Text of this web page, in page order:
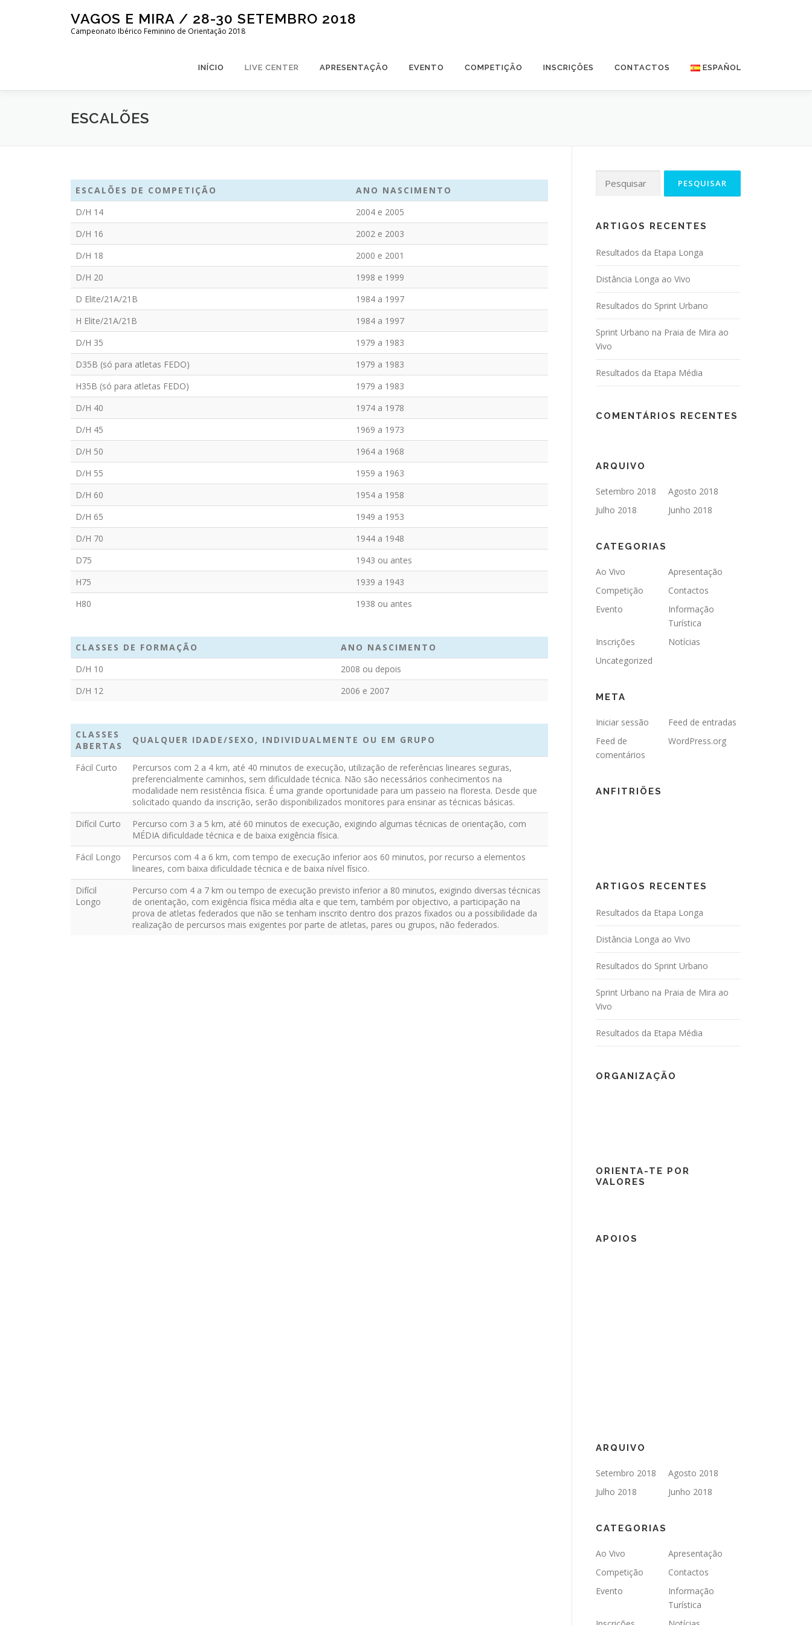
VAGOS E MIRA / 28-30 SETEMBRO 2018
Campeonato Ibérico Feminino de Orientação 2018
INÍCIO LIVE CENTER APRESENTAÇÃO EVENTO COMPETIÇÃO INSCRIÇÕES CONTACTOS ESPAÑOL
ESCALÕES
ESCALÕES DE COMPETIÇÃO
ANO NASCIMENTO
D/H 14
2004 e 2005
D/H 16
2002 e 2003
D/H 18
2000 e 2001
D/H 20
1998 e 1999
D Elite/21A/21B
1984 a 1997
H Elite/21A/21B
1984 a 1997
D/H 35
1979 a 1983
D35B (só para atletas FEDO)
1979 a 1983
H35B (só para atletas FEDO)
1979 a 1983
D/H 40
1974 a 1978
D/H 45
1969 a 1973
D/H 50
1964 a 1968
D/H 55
1959 a 1963
D/H 60
1954 a 1958
D/H 65
1949 a 1953
D/H 70
1944 a 1948
D75
1943 ou antes
H75
1939 a 1943
H80
1938 ou antes
CLASSES DE FORMAÇÃO
ANO NASCIMENTO
D/H 10
2008 ou depois
D/H 12
2006 e 2007
CLASSES
ABERTAS
QUALQUER IDADE/SEXO, INDIVIDUALMENTE OU EM GRUPO
Fácil Curto
Percursos com 2 a 4 km, até 40 minutos de execução, utilização de referências lineares seguras,
preferencialmente caminhos, sem dificuldade técnica. Não são necessários conhecimentos na
modalidade nem resistência física. É uma grande oportunidade para um passeio na floresta. Desde que
solicitado quando da inscrição, serão disponibilizados monitores para ensinar as técnicas básicas.
Difícil Curto
Percurso com 3 a 5 km, até 60 minutos de execução, exigindo algumas técnicas de orientação, com
MÉDIA dificuldade técnica e de baixa exigência física.
Fácil Longo
Percursos com 4 a 6 km, com tempo de execução inferior aos 60 minutos, por recurso a elementos
lineares, com baixa dificuldade técnica e de baixa nível físico.
Difícil
Longo
Percurso com 4 a 7 km ou tempo de execução previsto inferior a 80 minutos, exigindo diversas técnicas
de orientação, com exigência física média alta e que tem, também por objectivo, a participação na
prova de atletas federados que não se tenham inscrito dentro dos prazos fixados ou a possibilidade da
realização de percursos mais exigentes por parte de atletas, pares ou grupos, não federados.
por:
ARTIGOS RECENTES
Resultados da Etapa Longa
Distância Longa ao Vivo
Resultados do Sprint Urbano
Sprint Urbano na Praia de Mira ao
Vivo
Resultados da Etapa Média
COMENTÁRIOS RECENTES
ARQUIVO
Setembro 2018
Agosto 2018
Julho 2018
Junho 2018
CATEGORIAS
Ao Vivo
Apresentação
Competição
Contactos
Evento
Informação
Turística
Inscrições
Notícias
Uncategorized
META
Iniciar sessão
Feed de entradas
Feed de
comentários
WordPress.org
ANFITRIÕES
ARTIGOS RECENTES
Resultados da Etapa Longa
Distância Longa ao Vivo
Resultados do Sprint Urbano
Sprint Urbano na Praia de Mira ao
Vivo
Resultados da Etapa Média
ORGANIZAÇÃO
ORIENTA-TE POR
VALORES
APOIOS
ARQUIVO
Setembro 2018
Agosto 2018
Julho 2018
Junho 2018
CATEGORIAS
Ao Vivo
Apresentação
Competição
Contactos
Evento
Informação
Turística